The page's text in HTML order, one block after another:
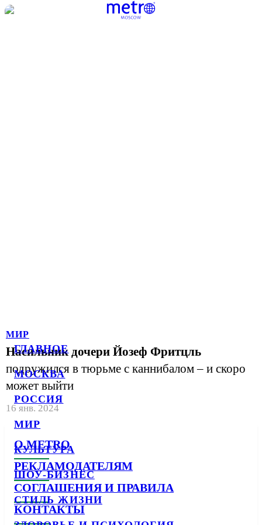
ГЛАВНОЕ
МОСКВА
РОССИЯ
МИР
КУЛЬТУРА
ШОУ-БИЗНЕС
СТИЛЬ ЖИЗНИ
МИР
Насильник дочери Йозеф Фритцль
подружился в тюрьме с каннибалом – и скоро
может выйти
16 янв. 2024
О METRO
РЕКЛАМОДАТЕЛЯМ
СОГЛАШЕНИЯ И ПРАВИЛА
КОНТАКТЫ